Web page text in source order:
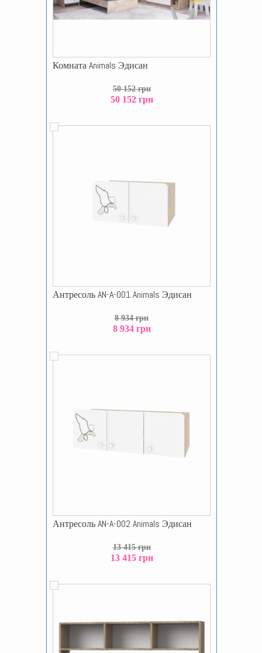
Комната Animals Эдисан
50 152 грн
50 152 грн
Антресоль AN-A-001 Animals Эдисан
8 934 грн
8 934 грн
Антресоль AN-A-002 Animals Эдисан
13 415 грн
13 415 грн